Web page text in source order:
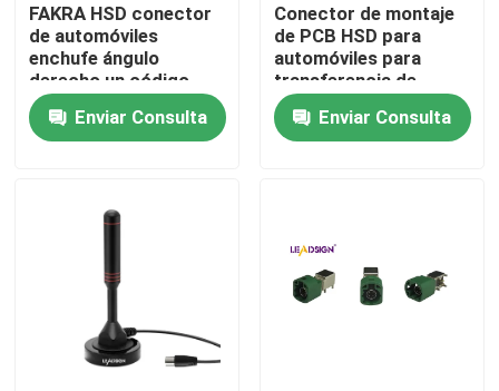
Hogar
Sobre nosotros
Tour por la fábrica
FAKRA HSD conector
de automóviles
enchufe ángulo
derecho un código
4Pin PCB montaje
Enviar Consulta
Conector de montaje
de PCB HSD para
automóviles para
transferencia de
datos a alta velocidad
Enviar Consulta